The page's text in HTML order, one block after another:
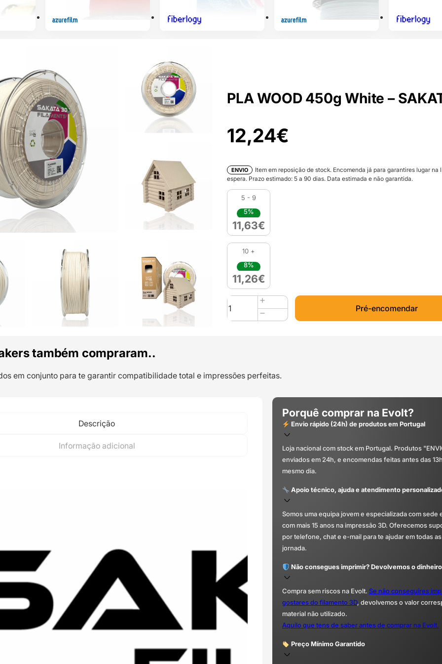
PLA WOOD 450g White –
12,24€
ENVIO
Item em reposição de stock. Encomenda já para garantires lugar na
espera. Prazo estimado: 5 a 90 dias. Data estimada e não garantida.
5 - 9
5%
11,63€
10 +
8%
11,26€
Quantidade
de
PLA
SAKATA
Pré-encomendar
também compraram..
em conjunto para te garantir compatibilidade total e impressões perfeitas.
Descrição
Informação adicional
Porquê comprar na Evolt?
Envio rápido (24h) de produtos em Portugal
Loja nacional com stock em Portugal. Produtos
enviados em 24h, e encomendas feitas antes das
mesmo dia.
Apoio técnico, ajuda e atendimento
Somos uma equipa jovem e especializada com sede
com mais 15 anos na impressão 3D. Oferecemos
por telefone, chat e e-mail para te ajudar em todas
jornada.
Não consegues imprimir? Devolvemos o
Compra sem riscos na Evolt. Se não conseguires
gostares do filamento 3D, devolvemos o valor
material não utilizado.
Aquilo que tens de saber antes de comprar na Evolt.
Preço Mínimo Garantido